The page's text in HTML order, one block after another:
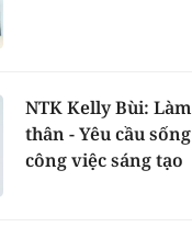
NTK Kelly Bùi:
thân - Yêu cầu
công việc sáng tạo